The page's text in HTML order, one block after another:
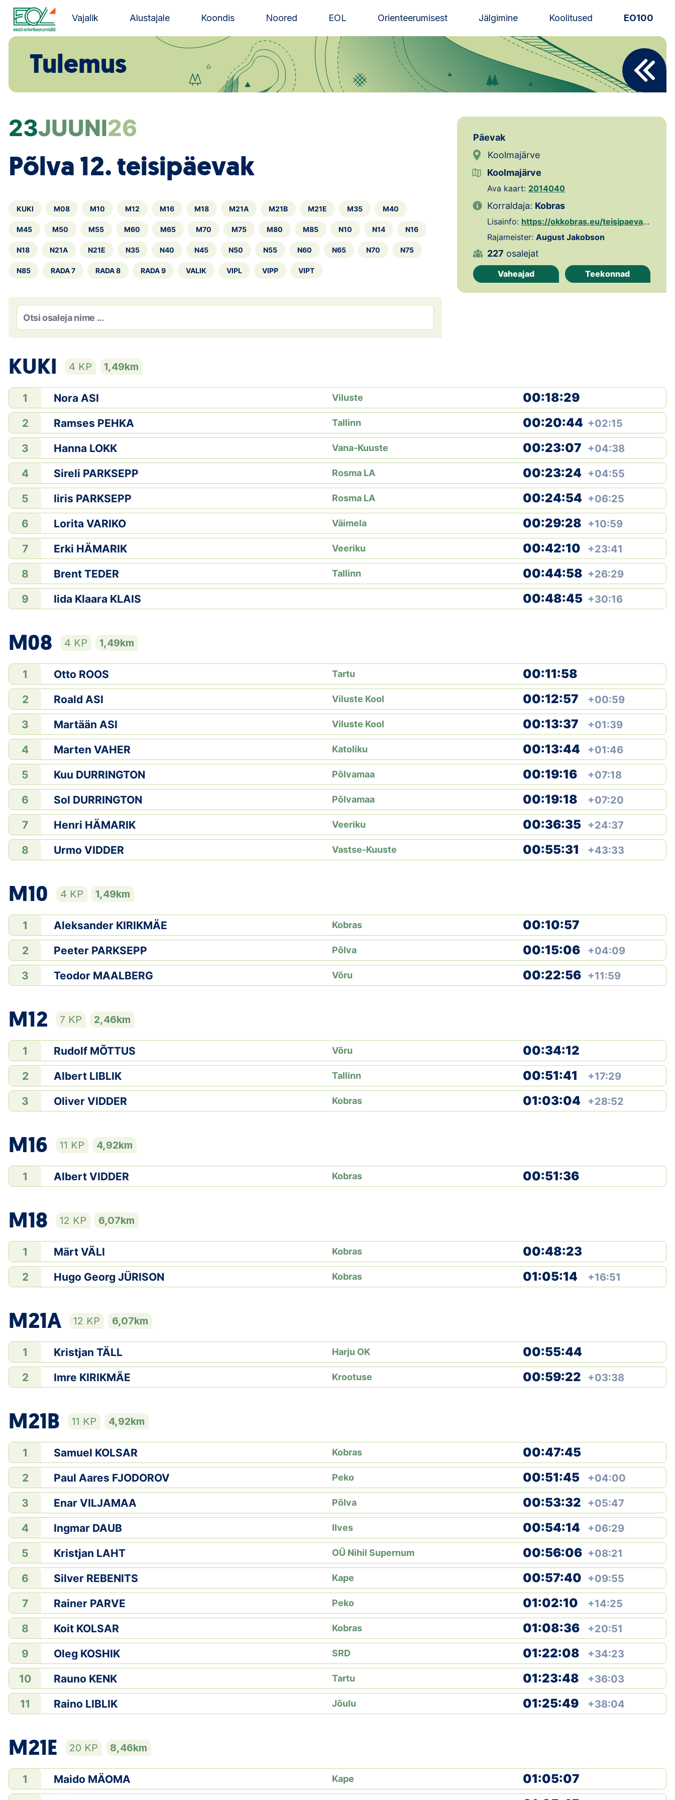
Liigu
juurde
Estonian Orienteering Federation
Vajalik Alustajale Koondis Noored EOL Orienteerumisest Jälgimine Koolitused EO100
Uudised
Alustajale
Toetamine
Telli litsents!
Noored
Kontakt
EOL
Suletud maastikud
Püsirajad
Ajalugu
Koolitused
OTSI
Tulemus
23JUUNI26
Põlva 12. teisipäevak
KUKI M08 M10 M12 M16 M18 M21A M21B M21E M35 M40
M45 M50 M55 M60 M65 M70 M75 M80 M85 N10 N14 N16
N18 N21A N21E N35 N40 N45 N50 N55 N60 N65 N70 N75
N85 RADA 7 RADA 8 RADA 9 VALIK VIPL VIPP VIPT
Päevak
Koolmajärve
Koolmajärve
Ava kaart: 2014040
Korraldaja: Kobras
Lisainfo: https://okkobras.eu/teisipaevakud/
Rajameister:August Jakobson
227 osalejat
Vaheajad Teekonnad
KUKI 4 KP 1,49km
1 Nora ASI Viluste 00:18:29
2 Ramses PEHKA Tallinn 00:20:44 +02:15
3 Hanna LOKK Vana-Kuuste 00:23:07 +04:38
4 Sireli PARKSEPP Rosma LA 00:23:24 +04:55
5 Iiris PARKSEPP Rosma LA 00:24:54 +06:25
6 Lorita VARIKO Väimela 00:29:28 +10:59
7 Erki HÄMARIK Veeriku 00:42:10 +23:41
8 Brent TEDER Tallinn 00:44:58 +26:29
9 Iida Klaara KLAIS 00:48:45 +30:16
M08 4 KP 1,49km
1 Otto ROOS Tartu 00:11:58
2 Roald ASI Viluste Kool 00:12:57 +00:59
3 Martään ASI Viluste Kool 00:13:37 +01:39
4 Marten VAHER Katoliku 00:13:44 +01:46
5 Kuu DURRINGTON Põlvamaa 00:19:16 +07:18
6 Sol DURRINGTON Põlvamaa 00:19:18 +07:20
7 Henri HÄMARIK Veeriku 00:36:35 +24:37
8 Urmo VIDDER Vastse-Kuuste 00:55:31 +43:33
M10 4 KP 1,49km
1 Aleksander KIRIKMÄE Kobras 00:10:57
2 Peeter PARKSEPP Põlva 00:15:06 +04:09
3 Teodor MAALBERG Võru 00:22:56 +11:59
M12 7 KP 2,46km
1 Rudolf MÕTTUS Võru 00:34:12
2 Albert LIBLIK Tallinn 00:51:41 +17:29
3 Oliver VIDDER Kobras 01:03:04 +28:52
M16 11 KP 4,92km
1 Albert VIDDER Kobras 00:51:36
M18 12 KP 6,07km
1 Märt VÄLI Kobras 00:48:23
2 Hugo Georg JÜRISON Kobras 01:05:14 +16:51
M21A 12 KP 6,07km
1 Kristjan TÄLL Harju OK 00:55:44
2 Imre KIRIKMÄE Krootuse 00:59:22 +03:38
M21B 11 KP 4,92km
1 Samuel KOLSAR Kobras 00:47:45
2 Paul Aares FJODOROV Peko 00:51:45 +04:00
3 Enar VILJAMAA Põlva 00:53:32 +05:47
4 Ingmar DAUB Ilves 00:54:14 +06:29
5 Kristjan LAHT OÜ Nihil Supernum 00:56:06 +08:21
6 Silver REBENITS Kape 00:57:40 +09:55
7 Rainer PARVE Peko 01:02:10 +14:25
8 Koit KOLSAR Kobras 01:08:36 +20:51
9 Oleg KOSHIK SRD 01:22:08 +34:23
10 Rauno KENK Tartu 01:23:48 +36:03
11 Raino LIBLIK Jõulu 01:25:49 +38:04
M21E 20 KP 8,46km
1 Maido MÄOMA Kape 01:05:07